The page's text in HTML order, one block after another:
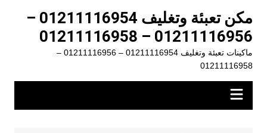
المحتوى
مكن تعبئة وتغليف 01211116954 –
01211116956 – 01211116958
ماكينات تعبئة وتغليف 01211116954 – 01211116956 –
01211116958